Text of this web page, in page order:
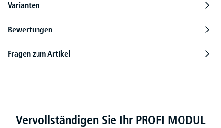
Varianten
Bewertungen
Fragen zum Artikel
Produktgalerie überspringen
Vervollständigen Sie Ihr PROFI MODUL